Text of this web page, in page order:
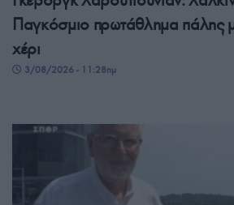
Παγκόσμιο πρωτάθλημα πάλης
χέρι
3/08/2026 - 11:28πμ